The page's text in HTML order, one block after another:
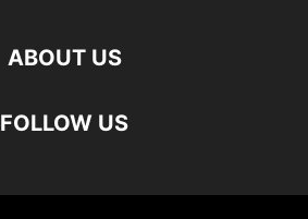
ABOUT US
FOLLOW US